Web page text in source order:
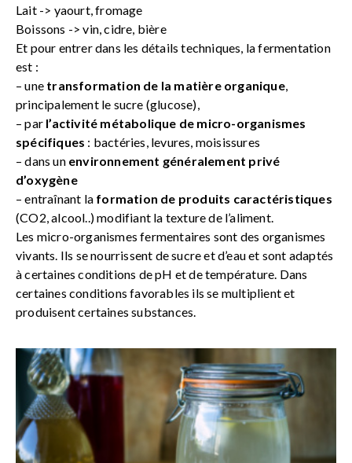
Lait -> yaourt, fromage
Boissons -> vin, cidre, bière
Et pour entrer dans les détails techniques, la fermentation
est :
– une transformation de la matière organique,
principalement le sucre (glucose),
– par l’activité métabolique de micro-organismes
spécifiques : bactéries, levures, moisissures
– dans un environnement généralement privé
d’oxygène
– entraînant la formation de produits caractéristiques
(CO2, alcool..) modifiant la texture de l’aliment.
Les micro-organismes fermentaires sont des organismes
vivants. Ils se nourrissent de sucre et d’eau et sont adaptés
à certaines conditions de pH et de température. Dans
certaines conditions favorables ils se multiplient et
produisent certaines substances.